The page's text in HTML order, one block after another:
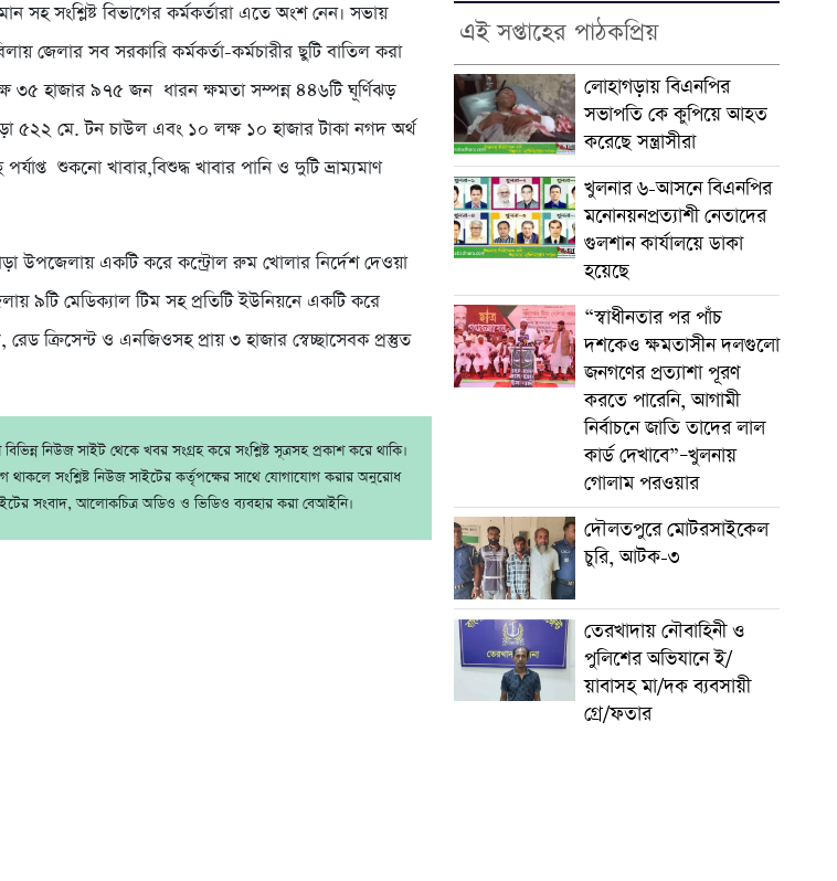
সহ সংশ্লিষ্ট বিভাগের কর্মকর্তারা এতে অংশ নেন। সভায়
জেলার সব সরকারি কর্মকর্তা-কর্মচারীর ছুটি বাতিল করা
৩৫ হাজার ৯৭৫ জন ধারন ক্ষমতা সম্পন্ন ৪৪৬টি ঘূর্ণিঝড়
৫২২ মে. টন চাউল এবং ১০ লক্ষ ১০ হাজার টাকা নগদ অর্থ
পর্যাপ্ত শুকনো খাবার,বিশুদ্ধ খাবার পানি ও দুটি ভ্রাম্যমাণ
উপজেলায় একটি করে কন্ট্রোল রুম খোলার নির্দেশ দেওয়া
৯টি মেডিক্যাল টিম সহ প্রতিটি ইউনিয়নে একটি করে
রেড ক্রিসেন্ট ও এনজিওসহ প্রায় ৩ হাজার স্বেচ্ছাসেবক প্রস্তুত
নিউজ সাইট থেকে খবর সংগ্রহ করে সংশ্লিষ্ট সূত্রসহ প্রকাশ করে থাকি।
সংশ্লিষ্ট নিউজ সাইটের কর্তৃপক্ষের সাথে যোগাযোগ করার অনুরোধ
সংবাদ, আলোকচিত্র অডিও ও ভিডিও ব্যবহার করা বেআইনি।
এই সপ্তাহের পাঠকপ্রিয়
লোহাগড়ায় বিএনপির
সভাপতি কে কুপিয়ে আহত
করেছে সন্ত্রাসীরা
খুলনার ৬-আসনে বিএনপির
মনোনয়নপ্রত্যাশী নেতাদের
গুলশান কার্যালয়ে ডাকা
হয়েছে
“স্বাধীনতার পর পাঁচ
দশকেও ক্ষমতাসীন দলগুলো
জনগণের প্রত্যাশা পূরণ
করতে পারেনি, আগামী
নির্বাচনে জাতি তাদের লাল
কার্ড দেখাবে”–খুলনায়
গোলাম পরওয়ার
দৌলতপুরে মোটরসাইকেল
চুরি, আটক-৩
তেরখাদায় নৌবাহিনী ও
পুলিশের অভিযানে ই/
য়াবাসহ মা/দক ব্যবসায়ী
গ্রে/ফতার